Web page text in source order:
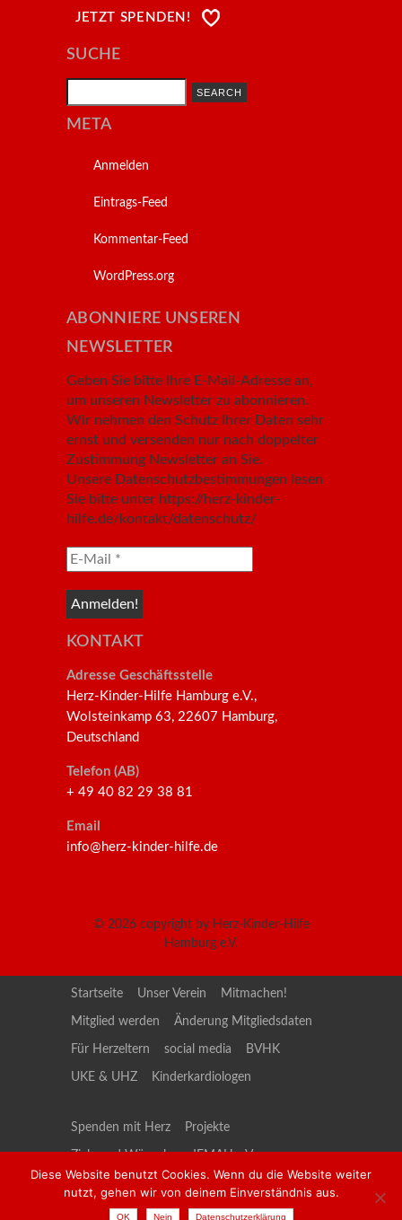
JETZT SPENDEN!
SUCHE
META
Anmelden
Eintrags-Feed
Kommentar-Feed
WordPress.org
ABONNIERE UNSEREN
NEWSLETTER
Geben Sie bitte Ihre E-Mail-Adresse an,
um unseren Newsletter zu abonnieren.
Wir nehmen den Schutz Ihrer Daten sehr
ernst und versenden nur nach doppelter
Zustimmung Newsletter an Sie.
Unsere Datenschutzbestimmungen lesen
Sie bitte unter https://herz-kinder-
hilfe.de/kontakt/datenschutz/
KONTAKT
Adresse Geschäftsstelle
Herz-Kinder-Hilfe Hamburg e.V.,
Wolsteinkamp 63, 22607 Hamburg,
Deutschland
Telefon (AB)
+ 49 40 82 29 38 81
Email
info@herz-kinder-hilfe.de
© 2026 copyright by Herz-Kinder-Hilfe
Hamburg e.V.
Startseite Unser Verein Mitmachen!
Mitglied werden Änderung Mitgliedsdaten
Für Herzeltern social media BVHK
UKE & UHZ Kinderkardiologen
Spenden mit Herz Projekte
Ziele und Wünsche JEMAH e.V.
social media-JEMAH Kontakt
Datenschutzerklärung Impressum
Diese Website benutzt Cookies. Wenn du die Website weiter
nutzt, gehen wir von deinem Einverständnis aus.
OK Nein Datenschutzerklärung